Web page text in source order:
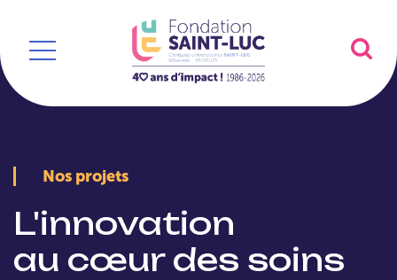
Nos projets
L'innovation
au cœur des soins